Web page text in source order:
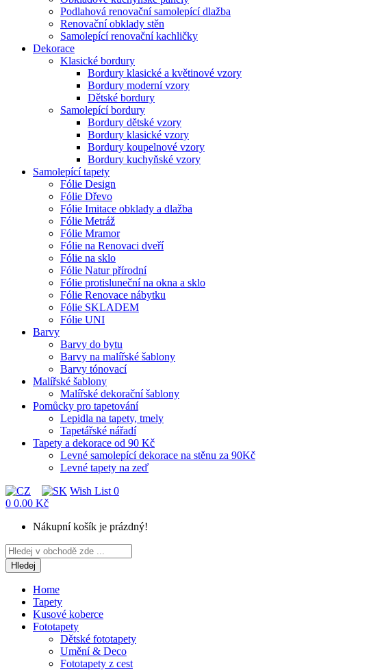
Podlahová renovační samolepící dlažba
Renovační obklady stěn
Samolepící renovační kachličky
Dekorace
Klasické bordury
Bordury klasické a květinové vzory
Bordury moderní vzory
Dětské bordury
Samolepící bordury
Bordury dětské vzory
Bordury klasické vzory
Bordury koupelnové vzory
Bordury kuchyňské vzory
Samolepící tapety
Fólie Design
Fólie Dřevo
Fólie Imitace obklady a dlažba
Fólie Metráž
Fólie Mramor
Fólie na Renovaci dveří
Fólie na sklo
Fólie Natur přírodní
Fólie protisluneční na okna a sklo
Fólie Renovace nábytku
Fólie SKLADEM
Fólie UNI
Barvy
Barvy do bytu
Barvy na malířské šablony
Barvy tónovací
Malířské šablony
Malířské dekorační šablony
Pomůcky pro tapetování
Lepidla na tapety, tmely
Tapetářské nářadí
Tapety a dekorace od 90 Kč
Levné samolepící dekorace na stěnu za 90Kč
Levné tapety na zeď
Wish List 0
0 0.00 Kč
Nákupní košík je prázdný!
Hledej
Home
Tapety
Kusové koberce
Fototapety
Dětské fototapety
Umění & Deco
Fototapety z cest